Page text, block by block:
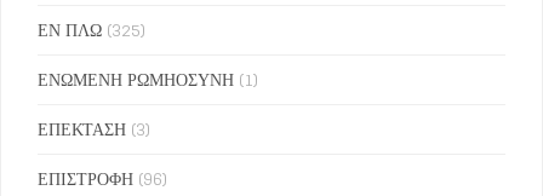
ΕΝ ΠΛΩ (325)
ΕΝΩΜΕΝΗ ΡΩΜΗΟΣΥΝΗ (1)
ΕΠΕΚΤΑΣΗ (3)
ΕΠΙΣΤΡΟΦΗ (96)